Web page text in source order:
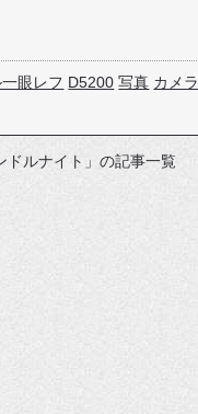
眼レフ D5200 写真 カメラ
ドルナイト」の記事一覧